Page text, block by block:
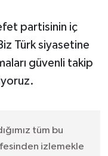
partisinin iç
Türk siyasetine
güvenli takip
tüm bu
izlemekle